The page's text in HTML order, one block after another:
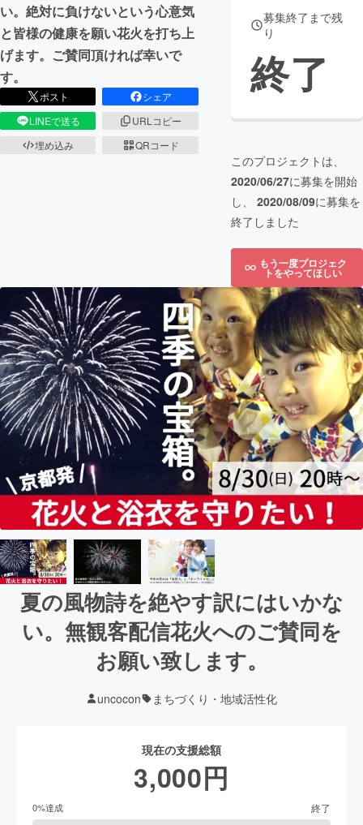
い。絶対に負けないという心意気
と皆様の健康を願い花火を打ち上
げます。ご賛同頂ければ幸いで
す。
ポスト
シェア
LINEで送る
URLコピー
埋め込み
QRコード
募集終了まで残
り
終了
このプロジェクトは、
2020/06/27に募集を開始
し、 2020/08/09に募集を
終了しました
もう一度プロジェク
トをやってほしい
夏の風物詩を絶やす訳にはいかな
い。無観客配信花火へのご賛同を
お願い致します。
uncocon まちづくり・地域活性化
現在の支援総額
3,000円
0%達成 終了